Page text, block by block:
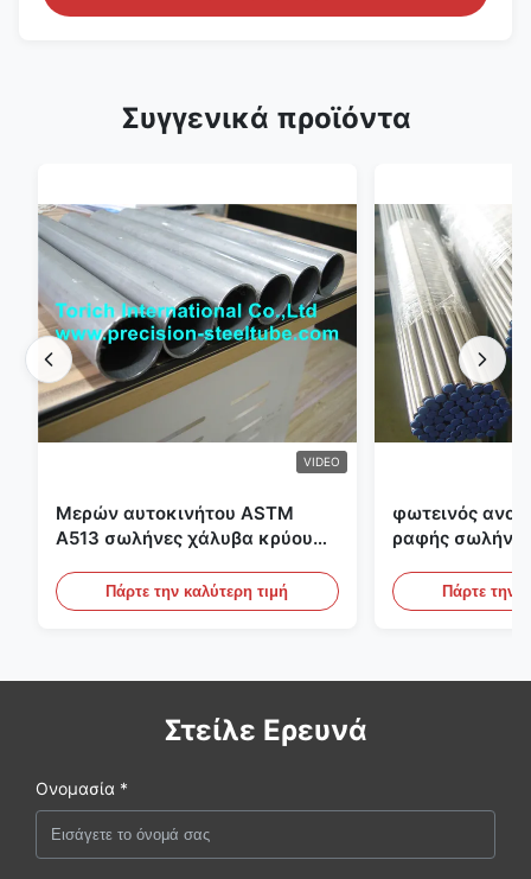
Συγγενικά προϊόντα
VIDEO
Μερών αυτοκινήτου ASTM
A513 σωλήνες χάλυβα κρύου
την παραγωγή DOM
Πάρτε την καλύτερη τιμή
φωτεινός
ραφής
υδραυλικά
Πάρτε την
Στείλε Ερευνά
Ονομασία *